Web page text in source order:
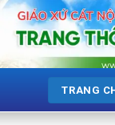
Bỏ
qua
dung
TRANG